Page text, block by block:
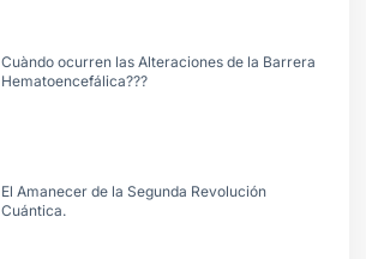
Cuàndo ocurren las Alteraciones de la Barrera
Hematoencefálica???
El Amanecer de la Segunda Revolución
Cuántica.